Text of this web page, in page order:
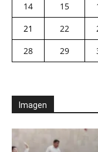
14
15
21
22
28
29
Imagen